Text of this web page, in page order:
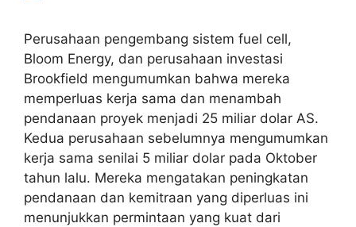
Perusahaan pengembang sistem fuel cell,
Bloom Energy, dan perusahaan investasi
Brookfield mengumumkan bahwa mereka
memperluas kerja sama dan menambah
pendanaan proyek menjadi 25 miliar dolar AS.
Kedua perusahaan sebelumnya mengumumkan
kerja sama senilai 5 miliar dolar pada Oktober
tahun lalu. Mereka mengatakan peningkatan
pendanaan dan kemitraan yang diperluas ini
menunjukkan permintaan yang kuat dari